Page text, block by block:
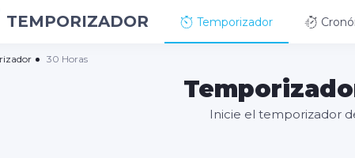
TEMPORIZADOR Temporizador
30 Horas
Inicie el temporizador